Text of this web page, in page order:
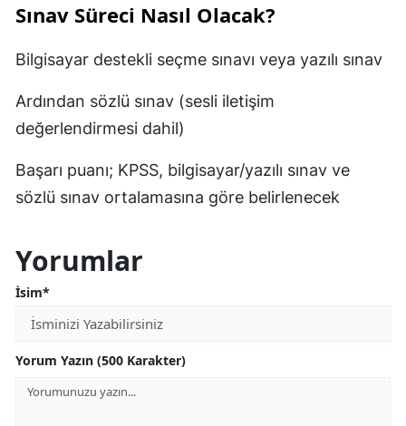
Sınav Süreci Nasıl Olacak?
Bilgisayar destekli seçme sınavı veya yazılı sınav
Ardından sözlü sınav (sesli iletişim
değerlendirmesi dahil)
Başarı puanı; KPSS, bilgisayar/yazılı sınav ve
sözlü sınav ortalamasına göre belirlenecek
Yorumlar
İsim*
Yorum Yazın (500 Karakter)